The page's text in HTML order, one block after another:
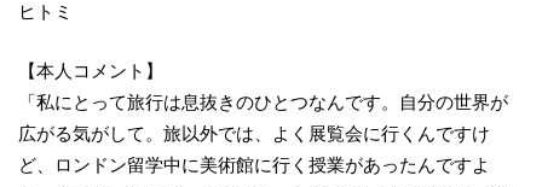
ヒトミ
【本人コメント】
「私にとって旅行は息抜きのひとつなんです。自分の世界が
広がる気がして。旅以外では、よく展覧会に行くんですけ
ど、ロンドン留学中に美術館に行く授業があったんですよ